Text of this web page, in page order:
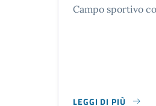
Campo sportivo
LEGGI DI PIÙ